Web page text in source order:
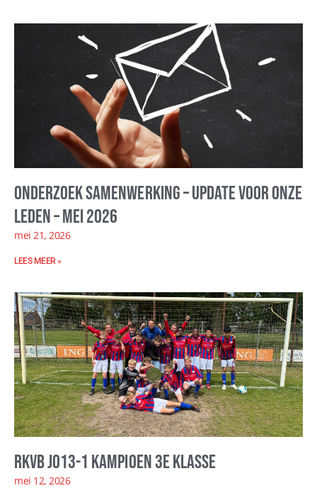
Onderzoek samenwerking – update voor onze
leden – mei 2026
mei 21, 2026
LEES MEER »
RKVB JO13-1 kampioen 3e klasse
mei 12, 2026